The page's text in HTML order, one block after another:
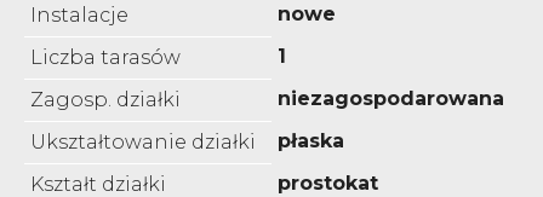
Instalacje
nowe
Liczba tarasów
1
Zagosp. działki
niezagospodarowana
Ukształtowanie działki
płaska
Kształt działki
prostokat